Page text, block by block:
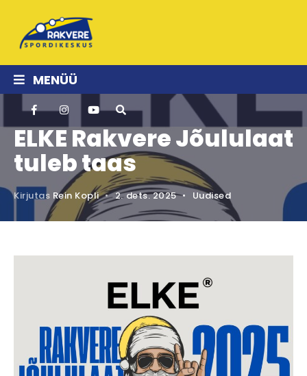
MENÜÜ
ELKE Rakvere Jõululaat
tuleb taas
Kirjutas Rein Kopli • 2. dets. 2025 • Uudised